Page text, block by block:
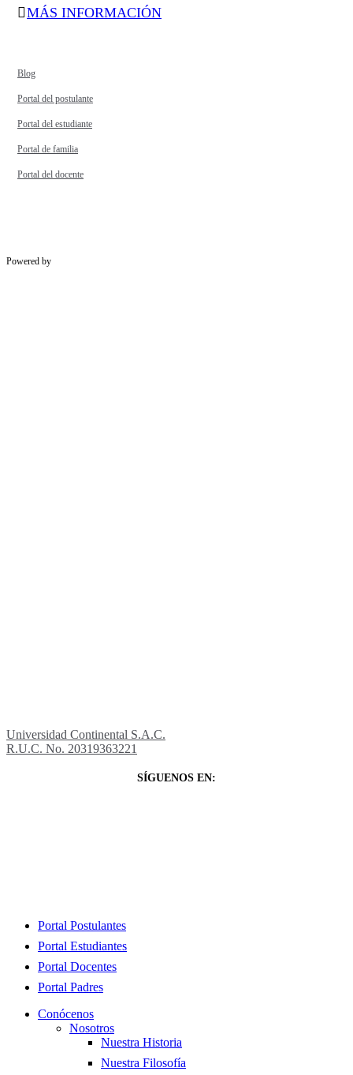
MÁS INFORMACIÓN
Blog
Portal del postulante
Portal del estudiante
Portal de familia
Portal del docente
Powered by
Universidad Continental S.A.C.
R.U.C. No. 20319363221
SÍGUENOS EN:
Close
Portal Postulantes
Portal Estudiantes
Portal Docentes
Portal Padres
Conócenos
Nosotros
Nuestra Historia
Nuestra Filosofía